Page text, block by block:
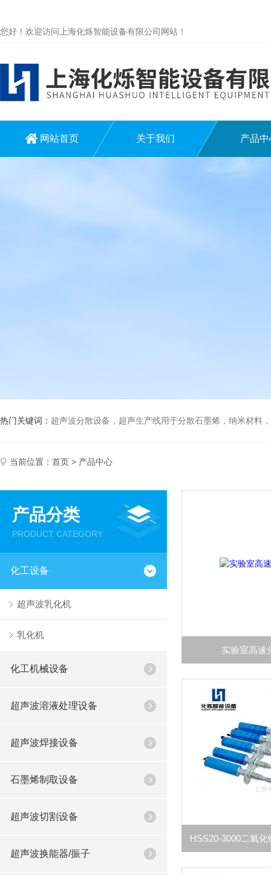
您好！欢迎访问上海化烁智能设备有限公司网站！
网站首页 关于我们 产品中
热门关键词： 超声波分散设备，超声生产线用于分散石墨烯，纳米材料，高分子材
当前位置： 首页 > 产品中心
产品分类
PRODUCT CATEGORY
化工设备
超声波乳化机
乳化机
化工机械设备
超声波溶液处理设备
超声波焊接设备
石墨烯制取设备
超声波切割设备
超声波换能器/振子
实验室高速